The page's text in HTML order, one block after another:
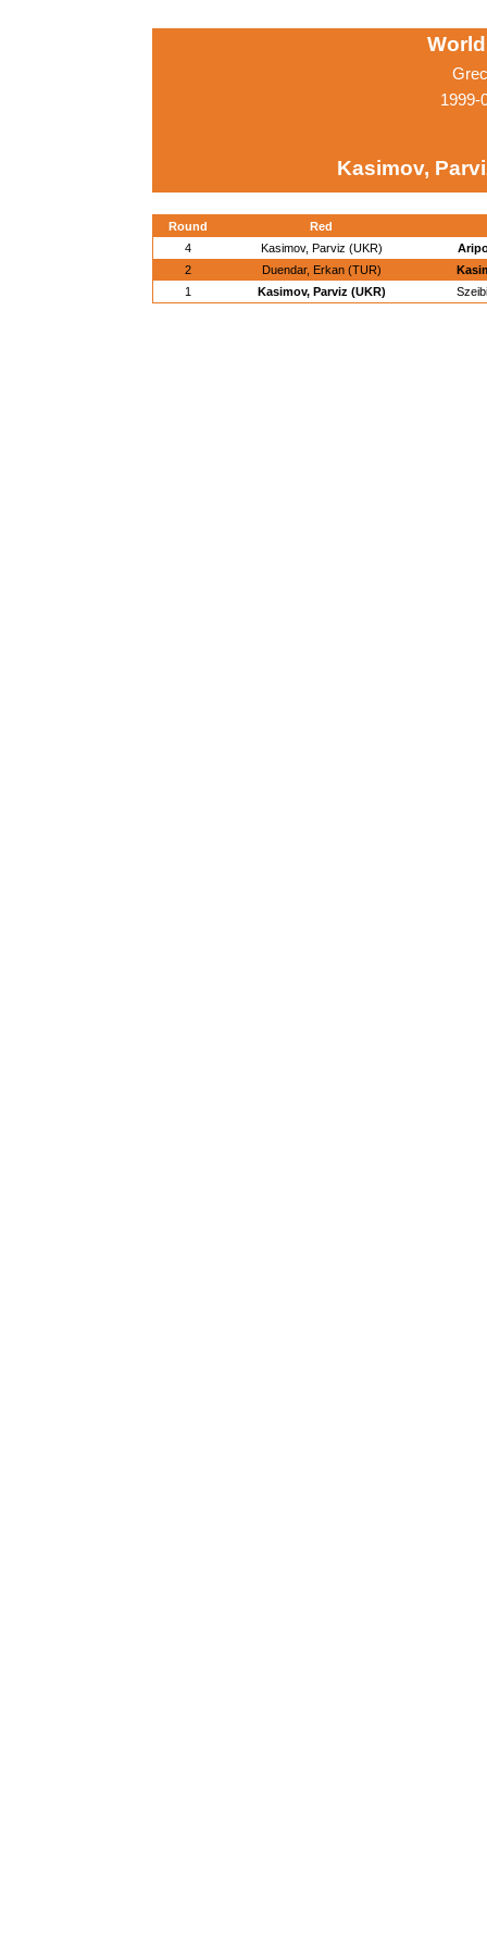
1999-
Kasimov,
Round
Red
4
Kasimov, Parviz (UKR)
2
Duendar, Erkan (TUR)
1
Kasimov, Parviz (UKR)